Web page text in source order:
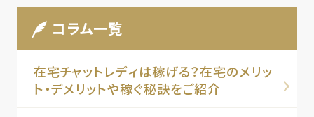
コラム一覧
在宅チャットレディは稼げる？在宅のメリッ
ト・デメリットや稼ぐ秘訣をご紹介